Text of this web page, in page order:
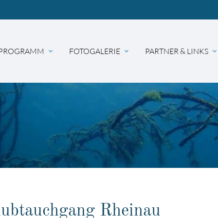
expand_more FOTOGALERIE expand_more PARTNER & LINKS expand_more
Rheinau